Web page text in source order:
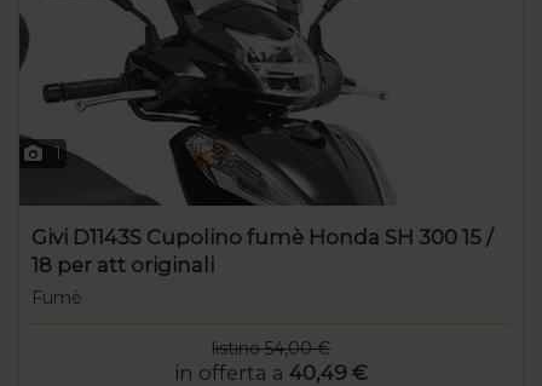
1
Givi D1143S Cupolino fumè Honda SH 300 15 /
18 per att originali
Fumè
listino 54,00 €
in offerta a 40,49 €